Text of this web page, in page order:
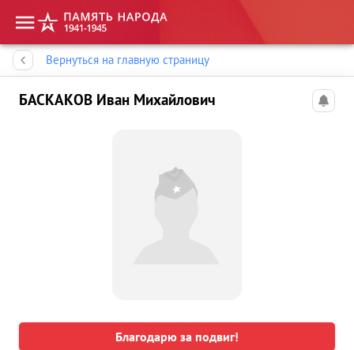
Вернуться на главную страницу
БАСКАКОВ Иван Михайлович
Благодарю за подвиг!
Память народа